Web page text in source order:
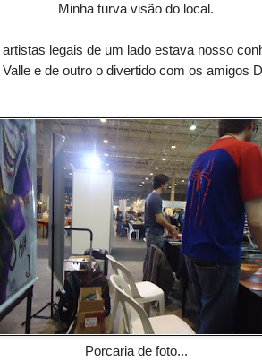
Minha turva visão do local.
legais de um lado estava nosso
e de outro o divertido com os amigos
Porcaria de foto...